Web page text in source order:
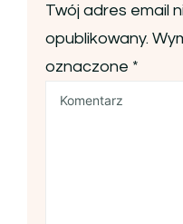
Twój adres email
opublikowany.
oznaczone *